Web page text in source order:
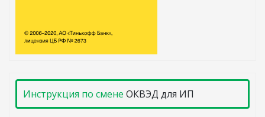
Инструкция по смене ОКВЭД для ИП